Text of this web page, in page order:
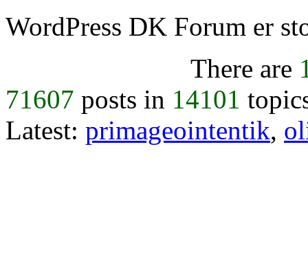
WordPress DK Forum er
There are
71607 posts in 14101
Latest: primageointentik,